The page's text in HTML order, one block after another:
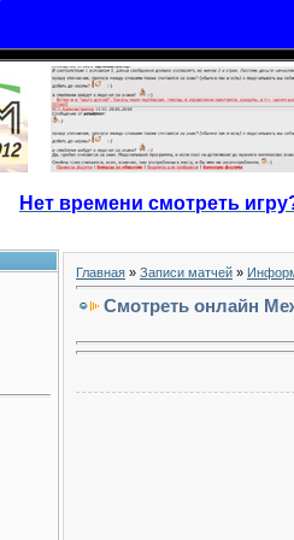
Нет времени смотреть
Главная » Записи матчей »
Смотреть онлайн